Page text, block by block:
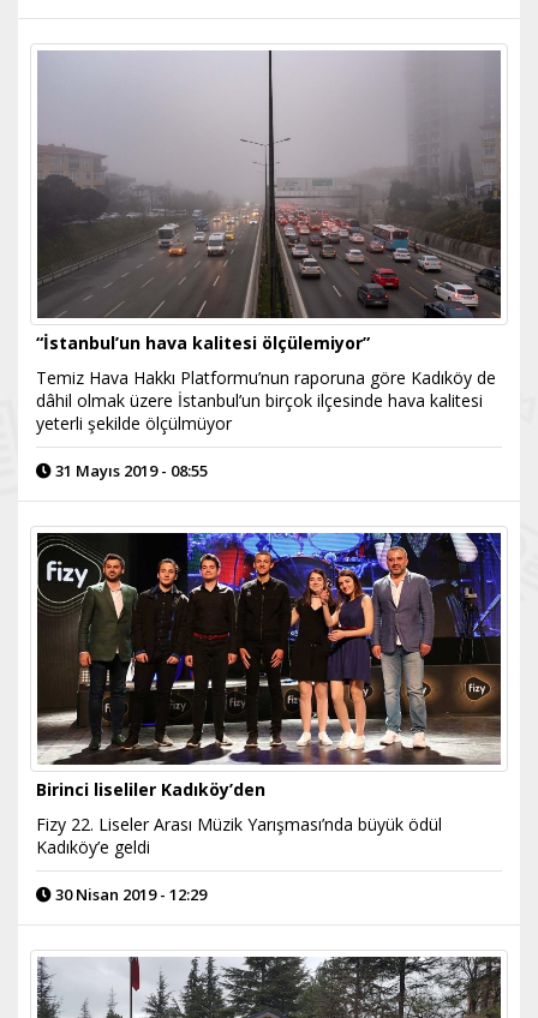
“İstanbul’un hava kalitesi ölçülemiyor”
Temiz Hava Hakkı Platformu’nun raporuna göre Kadıköy de
dâhil olmak üzere İstanbul’un birçok ilçesinde hava kalitesi
yeterli şekilde ölçülmüyor
31 Mayıs 2019 - 08:55
Birinci liseliler Kadıköy’den
Fizy 22. Liseler Arası Müzik Yarışması’nda büyük ödül
Kadıköy’e geldi
30 Nisan 2019 - 12:29